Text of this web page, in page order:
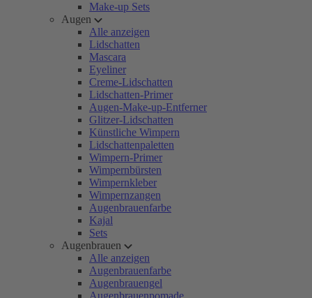
Make-up Sets
Augen
Alle anzeigen
Lidschatten
Mascara
Eyeliner
Creme-Lidschatten
Lidschatten-Primer
Augen-Make-up-Entferner
Glitzer-Lidschatten
Künstliche Wimpern
Lidschattenpaletten
Wimpern-Primer
Wimpernbürsten
Wimpernkleber
Wimpernzangen
Augenbrauenfarbe
Kajal
Sets
Augenbrauen
Alle anzeigen
Augenbrauenfarbe
Augenbrauengel
Augenbrauenpomade